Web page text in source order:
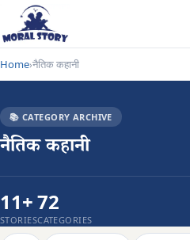
Home›नैतिक कहानी
📚 CATEGORY ARCHIVE
नैतिक कहानी
11+
STORIES
72
CATEGORIES